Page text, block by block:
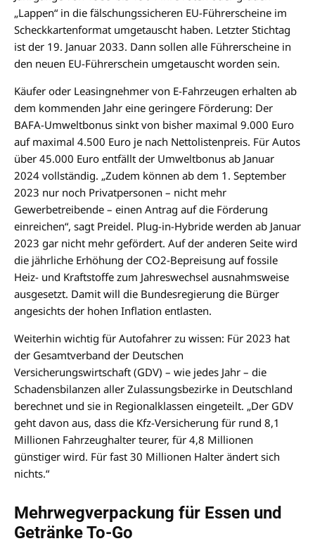
„Lappen“ in die fälschungssicheren EU-Führerscheine im
Scheckkartenformat umgetauscht haben. Letzter Stichtag
ist der 19. Januar 2033. Dann sollen alle Führerscheine in
den neuen EU-Führerschein umgetauscht worden sein.
Käufer oder Leasingnehmer von E-Fahrzeugen erhalten ab
dem kommenden Jahr eine geringere Förderung: Der
BAFA-Umweltbonus sinkt von bisher maximal 9.000 Euro
auf maximal 4.500 Euro je nach Nettolistenpreis. Für Autos
über 45.000 Euro entfällt der Umweltbonus ab Januar
2024 vollständig. „Zudem können ab dem 1. September
2023 nur noch Privatpersonen – nicht mehr
Gewerbetreibende – einen Antrag auf die Förderung
einreichen“, sagt Preidel. Plug-in-Hybride werden ab Januar
2023 gar nicht mehr gefördert. Auf der anderen Seite wird
die jährliche Erhöhung der CO2-Bepreisung auf fossile
Heiz- und Kraftstoffe zum Jahreswechsel ausnahmsweise
ausgesetzt. Damit will die Bundesregierung die Bürger
angesichts der hohen Inflation entlasten.
Weiterhin wichtig für Autofahrer zu wissen: Für 2023 hat
der Gesamtverband der Deutschen
Versicherungswirtschaft (GDV) – wie jedes Jahr – die
Schadensbilanzen aller Zulassungsbezirke in Deutschland
berechnet und sie in Regionalklassen eingeteilt. „Der GDV
geht davon aus, dass die Kfz-Versicherung für rund 8,1
Millionen Fahrzeughalter teurer, für 4,8 Millionen
günstiger wird. Für fast 30 Millionen Halter ändert sich
nichts.“
Mehrwegverpackung für Essen und
Getränke To-Go